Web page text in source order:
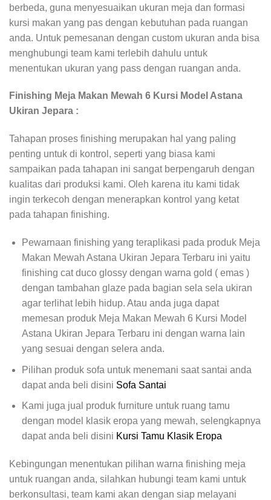
berbeda, guna menyesuaikan ukuran meja dan formasi
kursi makan yang pas dengan kebutuhan pada ruangan
anda. Untuk pemesanan dengan custom ukuran anda bisa
menghubungi team kami terlebih dahulu untuk
menentukan ukuran yang pass dengan ruangan anda.
Finishing Meja Makan Mewah 6 Kursi Model Astana
Ukiran Jepara :
Tahapan proses finishing merupakan hal yang paling
penting untuk di kontrol, seperti yang biasa kami
sampaikan pada tahapan ini sangat berpengaruh dengan
kualitas dari produksi kami. Oleh karena itu kami tidak
ingin terkecoh dengan menerapkan kontrol yang ketat
pada tahapan finishing.
Pewarnaan finishing yang teraplikasi pada produk Meja
Makan Mewah Astana Ukiran Jepara Terbaru ini yaitu
finishing cat duco glossy dengan warna gold ( emas )
dengan tambahan glaze pada bagian sela sela ukiran
agar terlihat lebih hidup. Atau anda juga dapat
memesan produk Meja Makan Mewah 6 Kursi Model
Astana Ukiran Jepara Terbaru ini dengan warna lain
yang sesuai dengan selera anda.
Pilihan produk sofa untuk menemani saat santai anda
dapat anda beli disini Sofa Santai
Kami juga jual produk furniture untuk ruang tamu
dengan model klasik eropa yang mewah, selengkapnya
dapat anda beli disini Kursi Tamu Klasik Eropa
Kebingungan menentukan pilihan warna finishing meja
untuk ruangan anda, silahkan hubungi team kami untuk
berkonsultasi, team kami akan dengan siap melayani